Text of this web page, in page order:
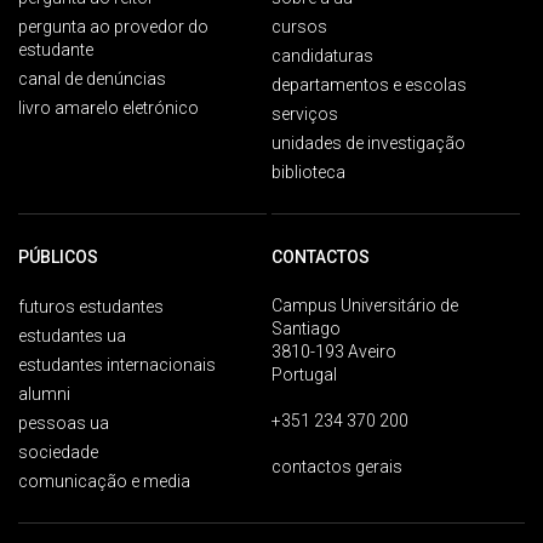
pergunta ao provedor do
estudante
canal de denúncias
livro amarelo eletrónico
cursos
candidaturas
departamentos e escolas
serviços
unidades de investigação
biblioteca
PÚBLICOS
futuros estudantes
estudantes ua
estudantes internacionais
alumni
pessoas ua
sociedade
comunicação e media
CONTACTOS
Campus Universitário de
Santiago
3810-193 Aveiro
Portugal
+351 234 370 200
contactos gerais